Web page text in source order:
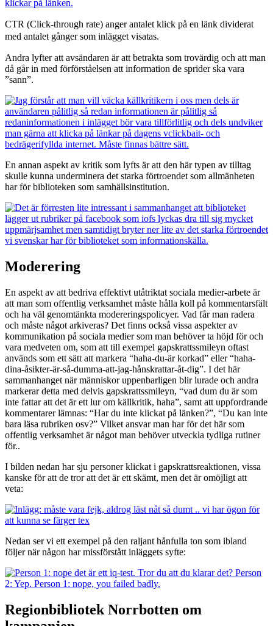
CTR (Click-through rate) anger antalet klick på en länk dividerat
med antalet gånger som inlägget visatas.
Andra lyfter att avsändaren är att betrakta som trovärdig och att man
då går in med förförståelsen att information de sprider ska vara
”sann”.
En annan aspekt av kritik som lyfts är att den här typen av tilltag
skulle kunna underminera det starka förtroendet som allmänheten
har för biblioteken som samhällsinstitution.
Moderering
En aspekt av att bedriva effektivt utåtriktat sociala medier-arbete är
att man som offentlig verksamhet måste hålla koll på kommentarsfält
och ha väl genomtänkta modereringspolicyer. Vad får man radera
och måste något arkiveras? Det finns också vissa aspekter av
kommunikation på sociala medier som man behöver ta höjd för och
vara medveten om, som att till exempel gapskrattssmileyn oftast
används som ett sätt att markera “haha-du-är korkad” eller “haha-
dina-åsikter-är-så-dumma-att-jag-hånskrattar-åt-dig”. I det här
sammanhanget när människor uppenbarligen blir lurade och andra
markerar detta med delvis gapskrattssmileyn, “vad dum du är som
inte fattar att det är ett lur om källkritik, haha”, samt att uppfordrande
kommentarer lämnas: “Har du inte klickat på länken?”, “Du kan inte
bara läsa rubriken osv?” Vilket ansvar man har för det här som
offentlig verksamhet är något man behöver utveckla tydliga rutiner
för..
I bilden nedan har sju personer klickat i gapskrattsreaktionen, vissa
kanske för att de tror att det är ett skämt, men det är omöjligt att
veta:
Nedan ser vi ett exempel på den raljant hånfulla ton som ibland
följer när någon har missförstått inläggets syfte:
Regionbibliotek Norrbotten om